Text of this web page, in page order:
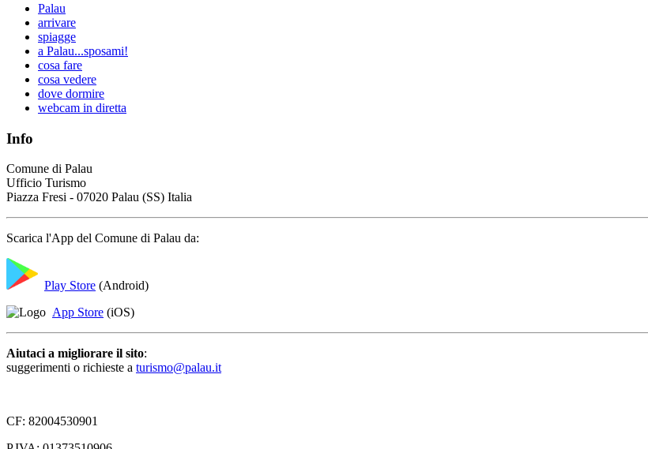
Palau
arrivare
spiagge
a Palau...sposami!
cosa fare
cosa vedere
dove dormire
webcam in diretta
Info
Comune di Palau
Ufficio Turismo
Piazza Fresi - 07020 Palau (SS) Italia
Scarica l'App del Comune di Palau da:
Play Store (Android)
App Store (iOS)
Aiutaci a migliorare il sito:
suggerimenti o richieste a turismo@palau.it
CF: 82004530901